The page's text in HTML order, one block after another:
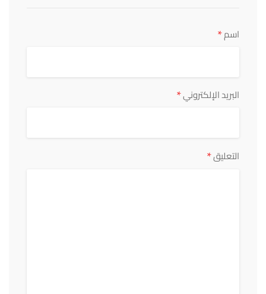
اسم*
البريد الإلكتروني*
التعليق*